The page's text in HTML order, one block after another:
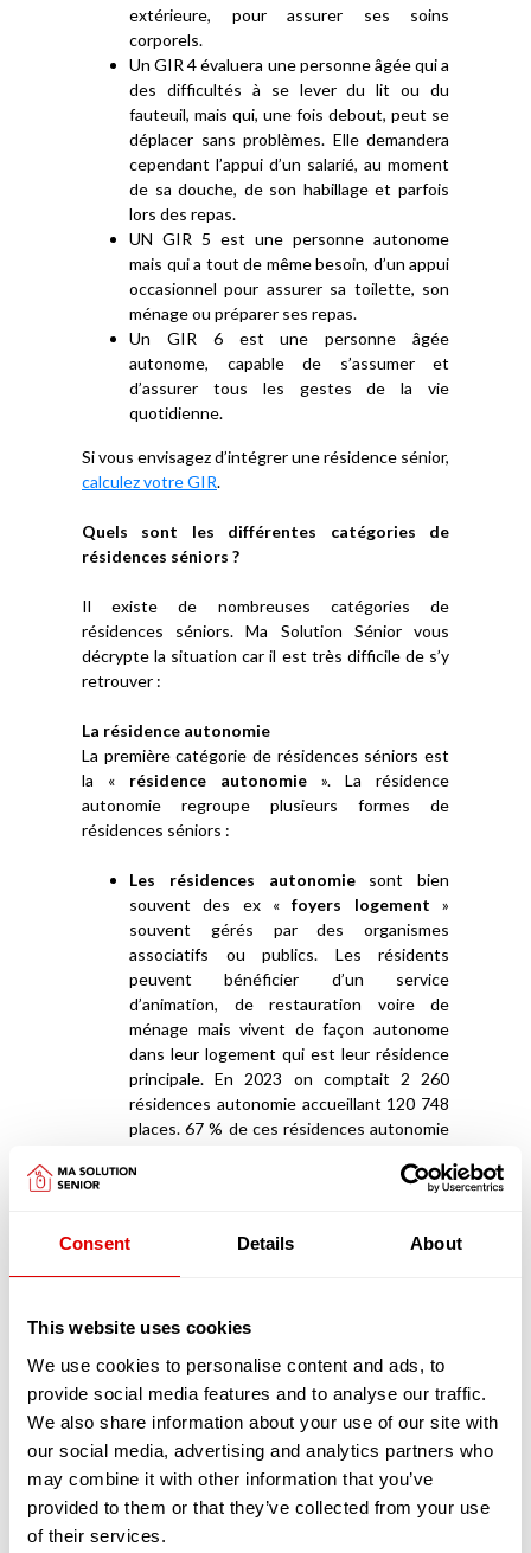
Consent Details About
This website uses cookies
We use cookies to personalise content and ads, to
provide social media features and to analyse our traffic.
We also share information about your use of our site with
our social media, advertising and analytics partners who
may combine it with other information that you’ve
provided to them or that they’ve collected from your use
of their services.
extérieure, pour assurer ses soins
corporels.
Un GIR 4 évaluera une personne âgée qui a
des difficultés à se lever du lit ou du
fauteuil, mais qui, une fois debout, peut se
déplacer sans problèmes. Elle demandera
cependant l’appui d’un salarié, au moment
de sa douche, de son habillage et parfois
lors des repas.
UN GIR 5 est une personne autonome
mais qui a tout de même besoin, d’un appui
occasionnel pour assurer sa toilette, son
ménage ou préparer ses repas.
Un GIR 6 est une personne âgée
autonome, capable de s’assumer et
d’assurer tous les gestes de la vie
quotidienne.
Si vous envisagez d’intégrer une résidence sénior,
calculez votre GIR.
Quels sont les différentes catégories de
résidences séniors ?
Il existe de nombreuses catégories de
résidences séniors. Ma Solution Sénior vous
décrypte la situation car il est très difficile de s’y
retrouver :
La résidence autonomie
La première catégorie de résidences séniors est
la « résidence autonomie ». La résidence
autonomie regroupe plusieurs formes de
résidences séniors :
Les résidences autonomiesont bien
souvent des ex «foyers logement »
souvent gérés par des organismes
associatifs ou publics. Les résidents
peuvent bénéficier d’un service
d’animation, de restauration voire de
ménage mais vivent de façon autonome
dans leur logement qui est leur résidence
principale. En 2023 on comptait 2 260
résidences autonomie accueillant 120 748
places. 67 % de ces résidences autonomie
relèvent du secteur associatif, 4 % sont
accueillent au maximum 24 résidents sont
identifiées comme étant des
Âgées situées en zone rurale, ou des
Personnes Âgées situées en zone urbaine.
Ces résidences de petite capacité ont été
imaginées par la MSA (la sécurité sociale
agricole) au milieu des années 80 pour
permettre aux retraités de continuer à
vivre sur leur bassin de vie tout en
répondant à leurs attentes de soins, de